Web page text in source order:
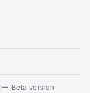
ー Beta version